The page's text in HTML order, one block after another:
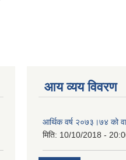
आय व्यय विवरण
आर्थिक वर्ष २०७३।७४ को
मिति: 10/10/2018 -